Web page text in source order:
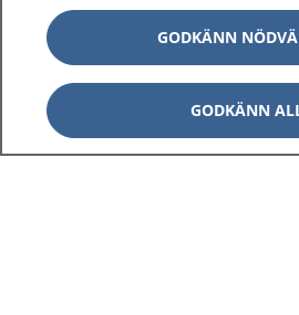
1177 på flera språk
Om 1177
Kontakt
GODKÄNN
GODKÄNN